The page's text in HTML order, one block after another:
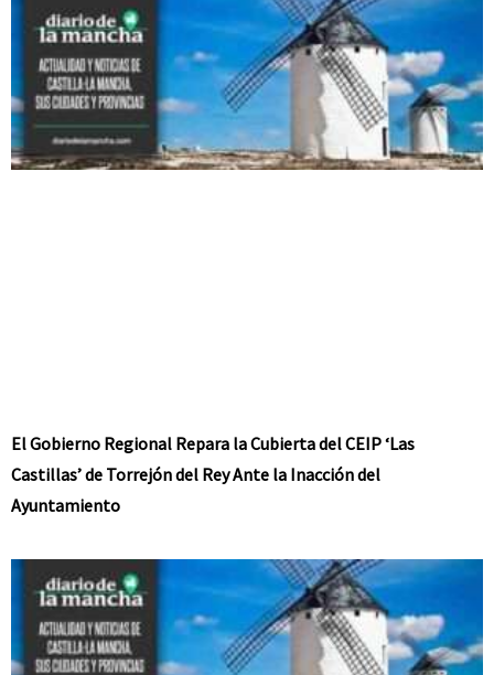
El Gobierno Regional Repara la Cubierta del CEIP ‘Las
Castillas’ de Torrejón del Rey Ante la Inacción del
Ayuntamiento